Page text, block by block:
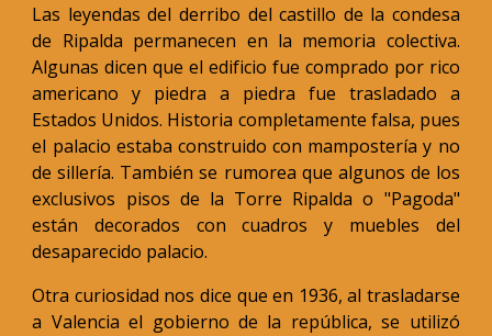
Las leyendas del derribo del castillo de la condesa
de Ripalda permanecen en la memoria colectiva.
Algunas dicen que el edificio fue comprado por rico
americano y piedra a piedra fue trasladado a
Estados Unidos. Historia completamente falsa, pues
el palacio estaba construido con mampostería y no
de sillería. También se rumorea que algunos de los
exclusivos pisos de la Torre Ripalda o "Pagoda"
están decorados con cuadros y muebles del
desaparecido palacio.
Otra curiosidad nos dice que en 1936, al trasladarse
a Valencia el gobierno de la república, se utilizó